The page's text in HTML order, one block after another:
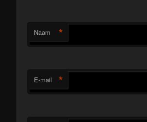
Naam *
E-mail *